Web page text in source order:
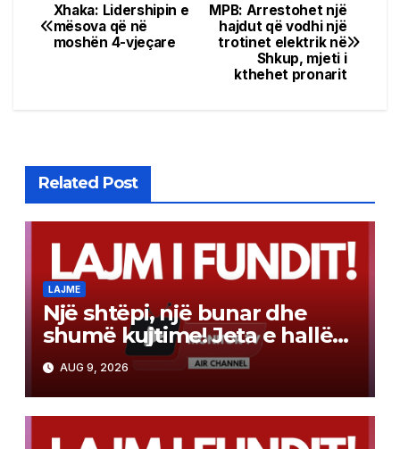
Post
navigation
MPB: Arrestohet një
hajdut që vodhi një
trotinet elektrik në
Shkup, mjeti i
kthehet pronarit
Xhaka: Lidershipin e
mësova që në
moshën 4-vjeçare
Related Post
LAJME
Një shtëpi, një bunar dhe
shumë kujtime! Jeta e hallës
Qamile, mes traditës dhe
vetmisë
AUG 9, 2026